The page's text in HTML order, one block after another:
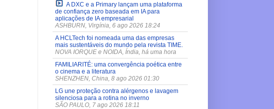
A DXC e a Primary lançam uma plataforma
de confiança zero baseada em IA para
aplicações de IA empresarial
ASHBURN, Virgínia, 6 ago 2026 18:24
A HCLTech foi nomeada uma das empresas
mais sustentáveis do mundo pela revista TIME.
NOVA IORQUE e NOIDA, Índia, há uma hora
FAMILIARITÉ: uma convergência poética entre
o cinema e a literatura
SHENZHEN, China, 8 ago 2026 01:30
LG une proteção contra alérgenos e lavagem
silenciosa para a rotina no inverno
SÃO PAULO, 7 ago 2026 18:11